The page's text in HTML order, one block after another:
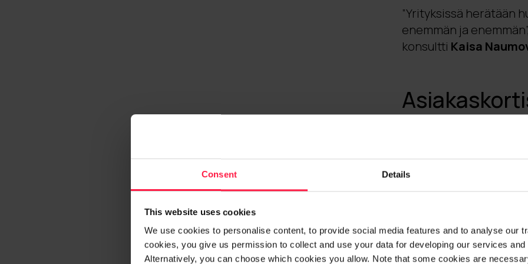
Consent Details
This website uses cookies
We use cookies to personalise content, to provide social media features and to analyse our
cookies, you give us permission to collect and use your data for developing our services
Alternatively, you can choose which cookies you allow. Note that some cookies are
”Yrityksissä herätään
enemmän ja
konsultti Kaisa
CRM-järjestelmien
tarve oli nimenomaan
luvun pilvimurroksen
hoitaa järjestelmän
erilaisia myynnin,
”On yrityksiä, joissa